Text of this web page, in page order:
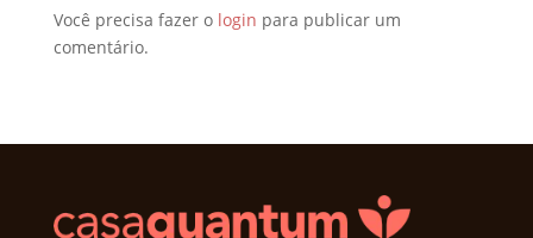
Você precisa fazer o login para publicar um
comentário.